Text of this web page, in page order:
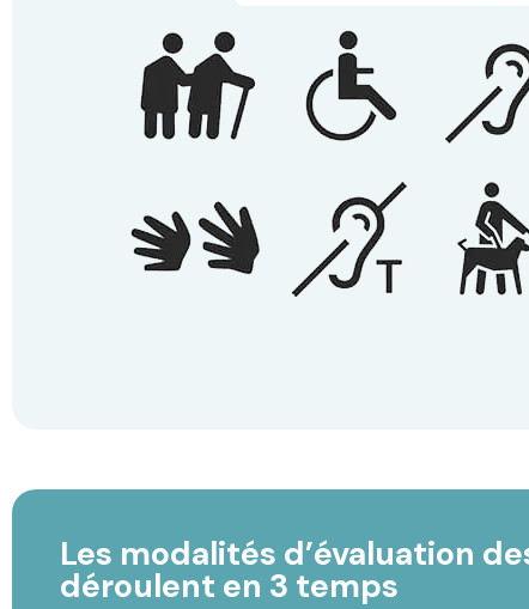
Les modalités d’évaluation
déroulent en 3 temps